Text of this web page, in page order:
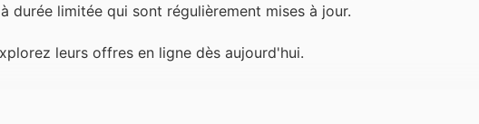
durée limitée qui sont régulièrement mises à jour.
leurs offres en ligne dès aujourd'hui.